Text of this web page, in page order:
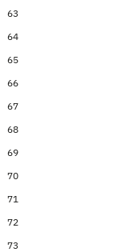
63
64
65
66
67
68
69
70
71
72
73